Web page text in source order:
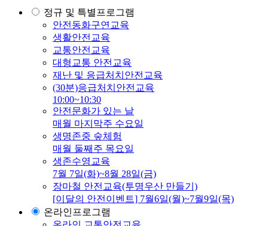
정규 및 특별프로그램
안전동화구연교육
생활안전교육
교통안전교육
대형교통 안전교육
재난 및 응급처치안전교육
(30분)응급처치안전교육
10:00~10:30
안전문화가 있는 날
매월 마지막주 수요일
생명존중 숲체험
매월 둘째주 목요일
생존수영교육
7월 7일(화)~8월 28일(금)
장마철 안전교육(투명우산 만들기)
[이달의 안전이벤트] 7월6일(월)~7월9일(목)
온라인프로그램